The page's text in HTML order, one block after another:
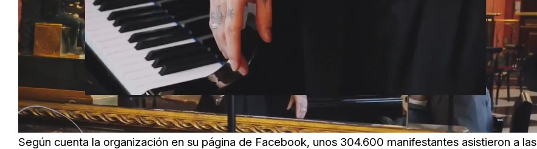
Unmute Loaded:
59.22%
Según cuenta la organización en su página de Facebook, unos 304.600 manifestantes asistieron a las